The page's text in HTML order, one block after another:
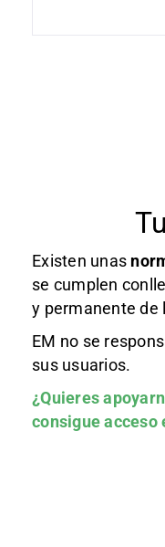
Existen unas
se cumplen
y permanente de
EM no se
sus usuarios.
¿Quieres
consigue acceso